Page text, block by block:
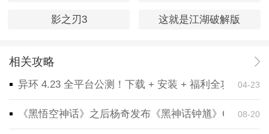
影之刃3 这就是江湖破解版
相关攻略
异环 4.23 全平台公测！下载 + 安装 + 福利全攻略，一
04-23
《黑悟空神话》之后杨奇发布《黑神话钟馗》CG！预
08-20